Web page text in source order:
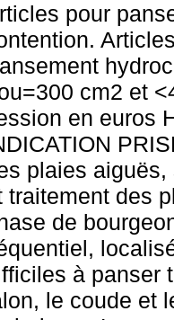
pour
cm2 et
en euros
plaies
traitement des
de
à panser
le coude et